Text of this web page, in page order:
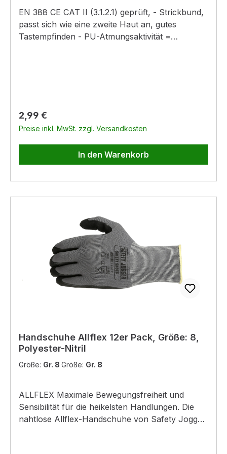
EN 388 CE CAT II (3.1.2.1) geprüft, - Strickbund,
passt sich wie eine zweite Haut an, gutes
Tastempfinden - PU-Atmungsaktivität =
mit Polyurethanbeschichtung Farbe: grau
Regulärer Preis:
2,99 €
Preise inkl. MwSt. zzgl. Versandkosten
In den Warenkorb
Handschuhe Allflex 12er Pack, Größe: 8,
Polyester-Nitril
Größe: Gr. 8 Größe: Gr. 8
ALLFLEX Maximale Bewegungsfreiheit und
Sensibilität für die heikelsten Handlungen. Die
nahtlose Allflex-Handschuhe von Safety Jogger